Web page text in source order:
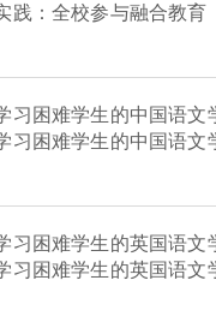
践：全校参与融合教育
习困难学生的中国语文
习困难学生的中国语文
习困难学生的英国语文
习困难学生的英国语文